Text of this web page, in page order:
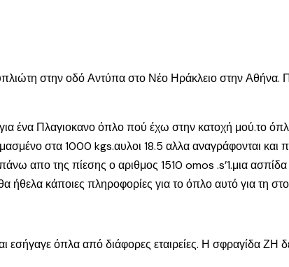
στην οδό Αντύπα στο Νέο Ηράκλειο στην Αθήνα.
ένα Πλαγιοκανο όπλο πού έχω στην κατοχή μού.το
στα 1000 kgs.αυλοι 18.5 αλλα αναγράφονται και
απο της πίεσης ο αριθμος 1510 omos .s’1.μια
κάποιες πληροφορίες για το όπλο αυτό για τη
εσήγαγε όπλα από διάφορες εταιρείες. Η σφραγίδα ΖΗ